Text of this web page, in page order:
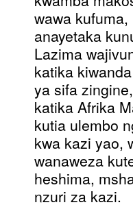
wawa
anayetaka
Lazima
katika
ya sifa
katika Afrika
kutia ulembo
kwa kazi yao,
wanaweza
heshima,
nzuri za kazi.